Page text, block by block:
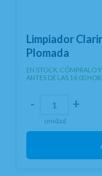
Limpiador
Plomada
EN STOCK. CÓMPRALO
ANTES DE LAS 14:00
- +
unidad